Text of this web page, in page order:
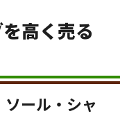
高く売る
ール・シャ